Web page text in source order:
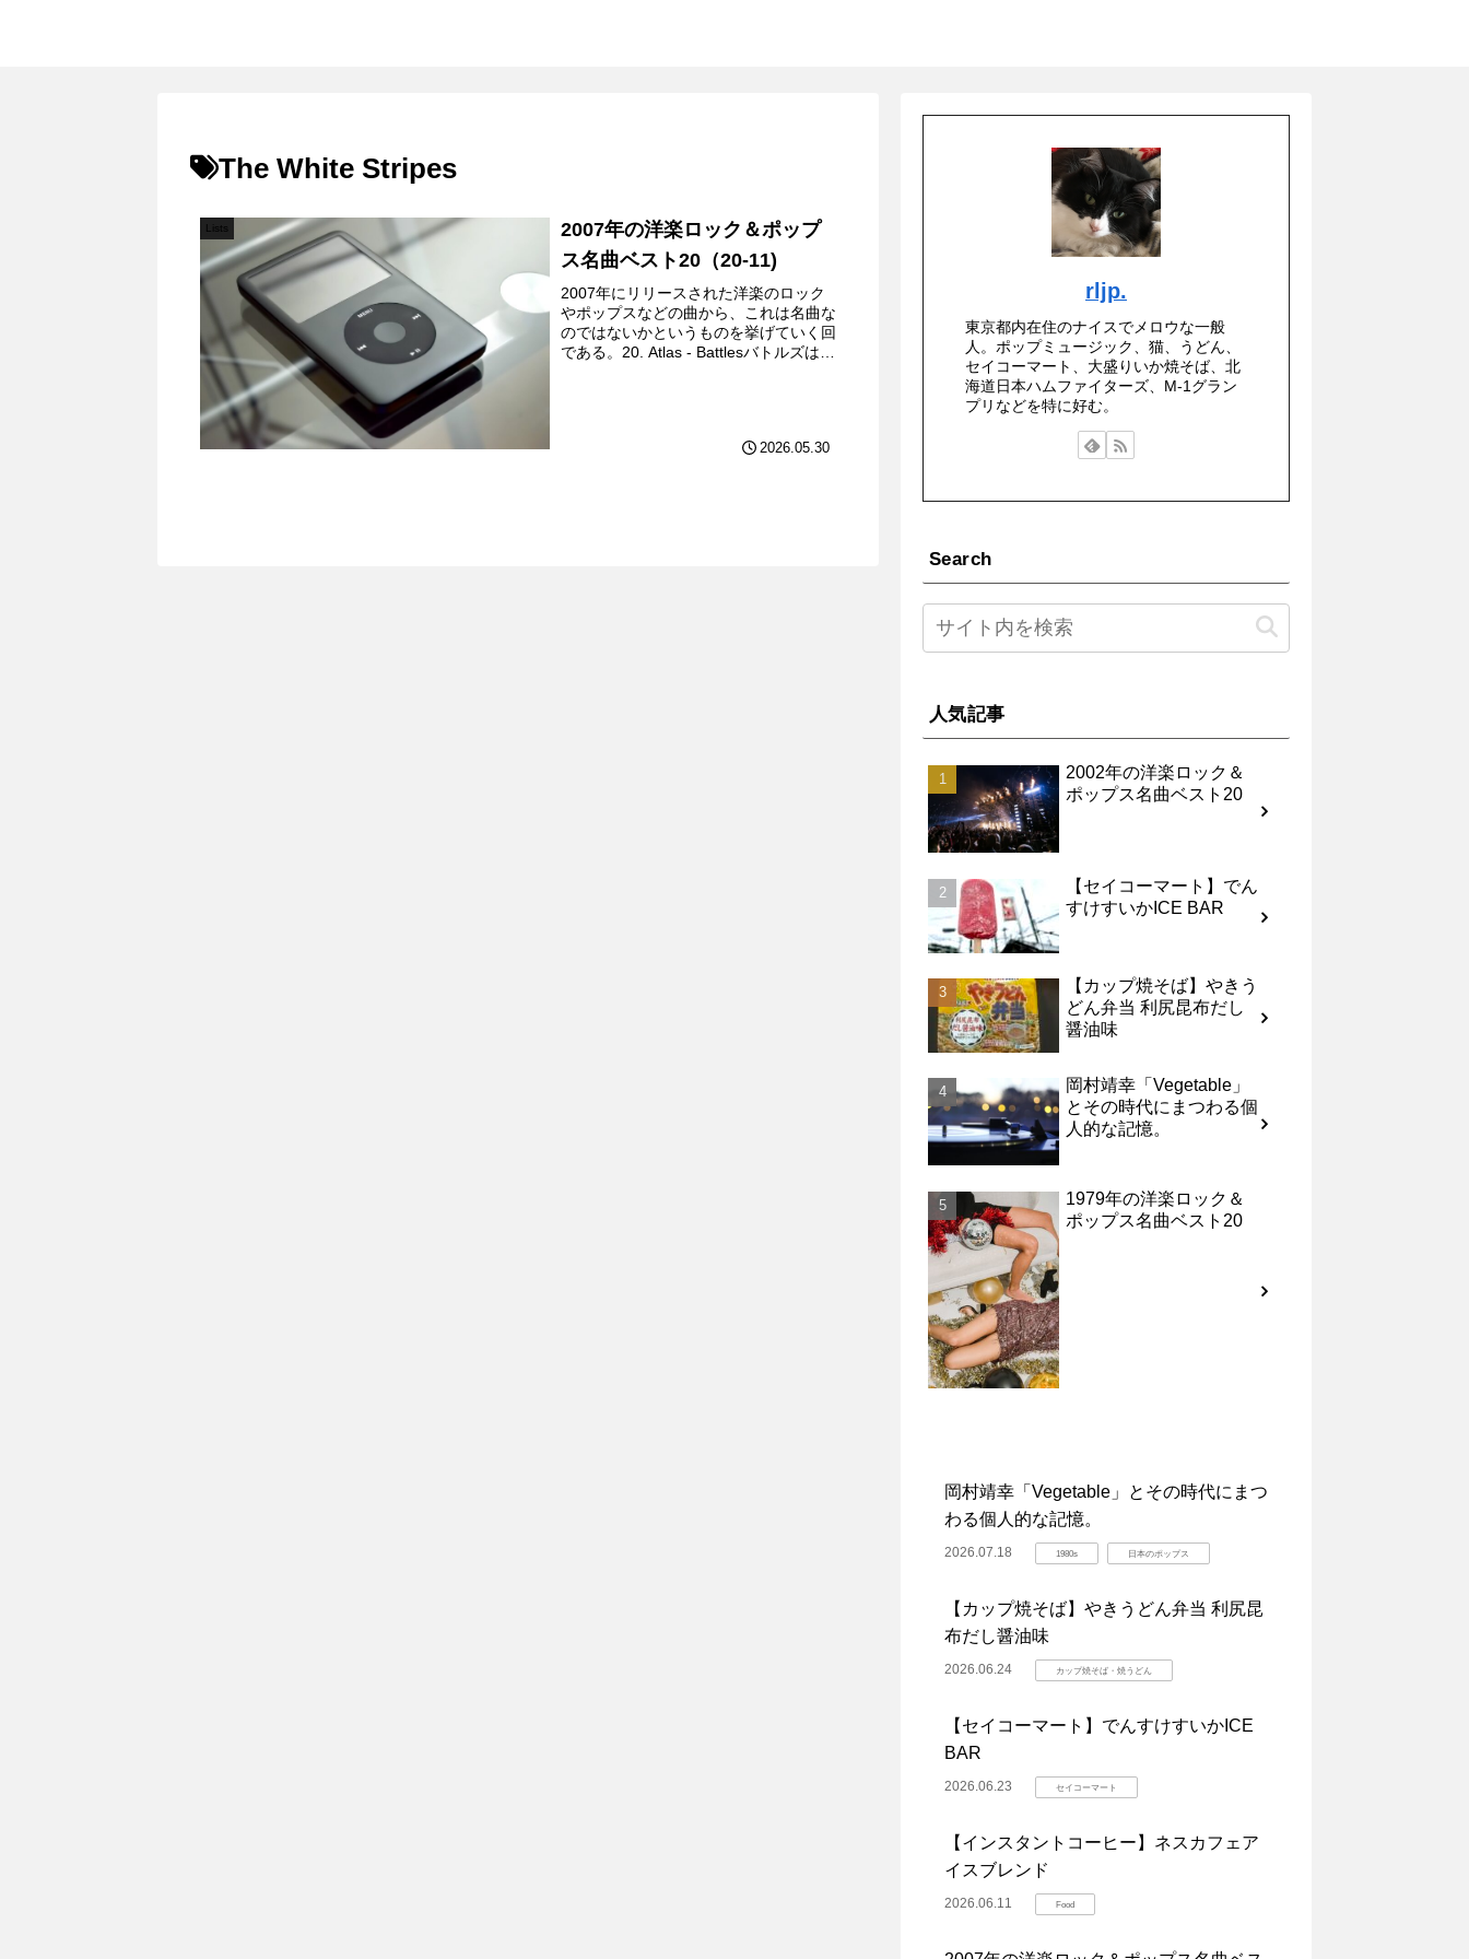
The White Stripes
Lists
2007年の洋楽ロック＆ポップ
ス名曲ベスト20（20-11)
2007年にリリースされた洋楽のロック
やポップスなどの曲から、これは名曲な
のではないかというものを挙げていく回
である。20. Atlas - Battlesバトルズはア
2026.05.30
rljp.
東京都内在住のナイスでメロウな一般
人。ポップミュージック、猫、うどん、
セイコーマート、大盛りいか焼そば、北
海道日本ハムファイターズ、M-1グラン
プリなどを特に好む。
Search
人気記事
2002年の洋楽ロック＆
ポップス名曲ベスト20
【セイコーマート】でん
すけすいかICE BAR
【カップ焼そば】やきう
どん弁当 利尻昆布だし
醤油味
岡村靖幸「Vegetable」
とその時代にまつわる個
人的な記憶。
1979年の洋楽ロック＆
ポップス名曲ベスト20
岡村靖幸「Vegetable」とその時代にまつ
わる個人的な記憶。
2026.07.18 1980s 日本のポップス
【カップ焼そば】やきうどん弁当 利尻昆
布だし醤油味
2026.06.24 カップ焼そば・焼うどん
【セイコーマート】でんすけすいかICE
BAR
2026.06.23 セイコーマート
【インスタントコーヒー】ネスカフェア
イスブレンド
2026.06.11 Food